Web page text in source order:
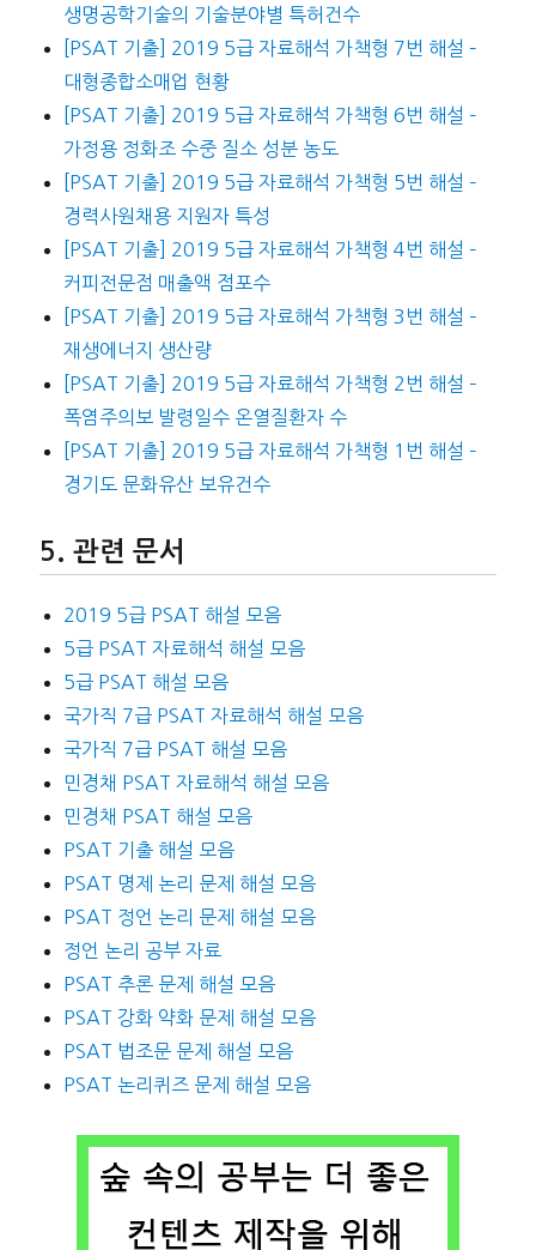
생명공학기술의 기술분야별 특허건수
[PSAT 기출] 2019 5급 자료해석 가책형 7번 해설 –
대형종합소매업 현황
[PSAT 기출] 2019 5급 자료해석 가책형 6번 해설 –
가정용 정화조 수중 질소 성분 농도
[PSAT 기출] 2019 5급 자료해석 가책형 5번 해설 –
경력사원채용 지원자 특성
[PSAT 기출] 2019 5급 자료해석 가책형 4번 해설 –
커피전문점 매출액 점포수
[PSAT 기출] 2019 5급 자료해석 가책형 3번 해설 –
재생에너지 생산량
[PSAT 기출] 2019 5급 자료해석 가책형 2번 해설 –
폭염주의보 발령일수 온열질환자 수
[PSAT 기출] 2019 5급 자료해석 가책형 1번 해설 –
경기도 문화유산 보유건수
관련 문서
2019 5급 PSAT 해설 모음
5급 PSAT 자료해석 해설 모음
5급 PSAT 해설 모음
국가직 7급 PSAT 자료해석 해설 모음
국가직 7급 PSAT 해설 모음
민경채 PSAT 자료해석 해설 모음
민경채 PSAT 해설 모음
PSAT 기출 해설 모음
PSAT 명제 논리 문제 해설 모음
PSAT 정언 논리 문제 해설 모음
정언 논리 공부 자료
PSAT 추론 문제 해설 모음
PSAT 강화 약화 문제 해설 모음
PSAT 법조문 문제 해설 모음
PSAT 논리퀴즈 문제 해설 모음